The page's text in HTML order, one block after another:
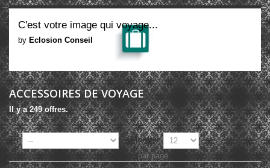
C'est votre image qui voyage...
by Eclosion Conseil
ACCESSOIRES DE VOYAGE
Il y a 249 offres.
Tri
Montrer
par page